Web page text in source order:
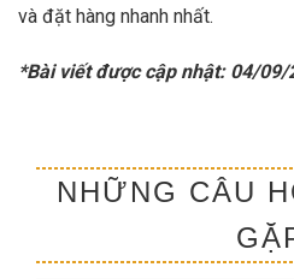
và đặt hàng nhanh nhất.
*Bài viết được cập nhật: 04/09/
NHỮNG CÂU